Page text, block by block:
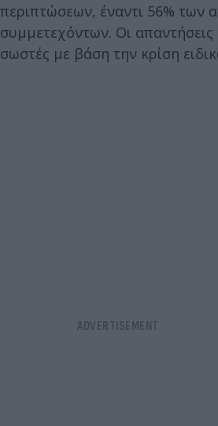
περιπτώσεων, έναντι 56% των
συμμετεχόντων. Οι
σωστές με βάση την κρίση